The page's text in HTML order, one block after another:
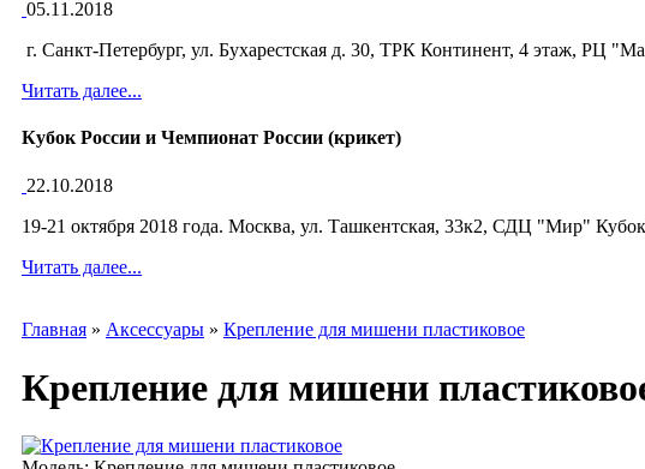
05.11.2018
г. Санкт-Петербург, ул. Бухарестская д. 30, ТРК Континент, 4 этаж, РЦ
Читать далее...
Кубок России и Чемпионат России (крикет)
22.10.2018
19-21 октября 2018 года. Москва, ул. Ташкентская, 33к2, СДЦ "Мир"
Читать далее...
Главная » Аксессуары » Крепление для мишени пластиковое
Крепление для мишени